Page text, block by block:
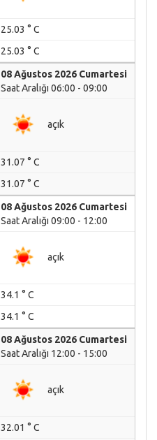
25.03 ° C
25.03 ° C
08 Ağustos 2026 Cumartesi
Saat Aralığı 06:00 - 09:00
açık
31.07 ° C
31.07 ° C
08 Ağustos 2026 Cumartesi
Saat Aralığı 09:00 - 12:00
açık
34.1 ° C
34.1 ° C
08 Ağustos 2026 Cumartesi
Saat Aralığı 12:00 - 15:00
açık
32.01 ° C